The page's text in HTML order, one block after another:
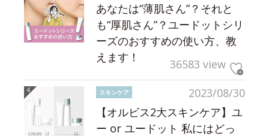
あなたは“薄肌さん”？それと
も“厚肌さん”？ユードットシリ
ーズのおすすめの使い方、教
えます！
36583 view
2023/08/30
スキンケア
【オルビス2大スキンケア】ユ
ー or ユードット 私にはどっ